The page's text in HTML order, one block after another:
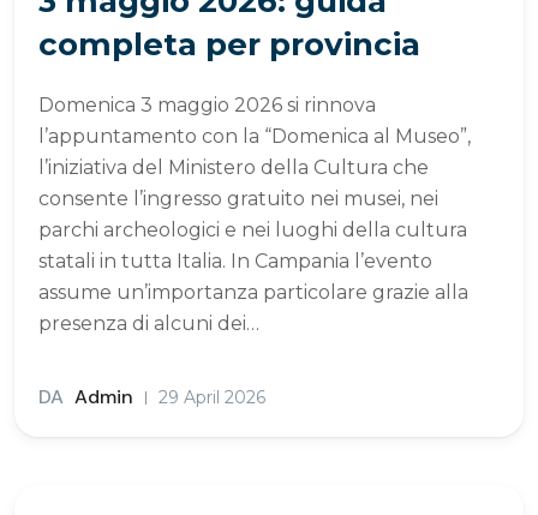
completa per provincia
Domenica 3 maggio 2026 si rinnova
l’appuntamento con la “Domenica al Museo”,
l’iniziativa del Ministero della Cultura che
consente l’ingresso gratuito nei musei, nei
parchi archeologici e nei luoghi della cultura
statali in tutta Italia. In Campania l’evento
assume un’importanza particolare grazie alla
presenza di alcuni dei…
DA Admin 29 April 2026